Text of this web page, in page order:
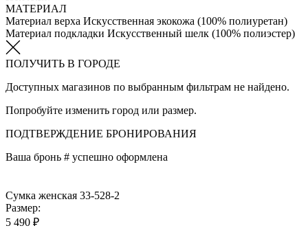
МАТЕРИАЛ
Материал верха Искусственная экокожа (100% полиуретан)
Материал подкладки Искусственный шелк (100% полиэстер)
ПОЛУЧИТЬ В ГОРОДЕ
Доступных магазинов по выбранным фильтрам не найдено.
Попробуйте изменить город или размер.
ПОДТВЕРЖДЕНИЕ БРОНИРОВАНИЯ
Ваша бронь # успешно оформлена
Сумка женская 33-528-2
Размер:
5 490 ₽